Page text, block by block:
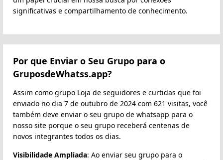
significativas e compartilhamento de conhecimento.
Por que Enviar o Seu Grupo para o
GruposdeWhatss.app?
Assim como grupo Loja de seguidores e curtidas que foi
enviado no dia 7 de outubro de 2024 com 621 visitas, você
também deve enviar o seu grupo de whatsapp para o
nosso site porque o seu grupo receberá centenas de
novos integrantes todos os dias.
Visibilidade Ampliada: Ao enviar seu grupo para o